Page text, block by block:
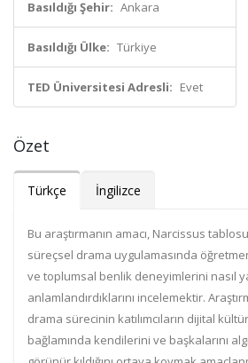
Basıldığı Şehir: Ankara
Basıldığı Ülke: Türkiye
TED Üniversitesi Adresli: Evet
Özet
Türkçe İngilizce
Bu araştırmanın amacı, Narcissus
süreçsel drama uygulamasında
ve toplumsal benlik deneyimlerini nasıl
anlamlandırdıklarını incelemektir.
drama sürecinin katılımcıların dijital
bağlamında kendilerini ve başkalarını